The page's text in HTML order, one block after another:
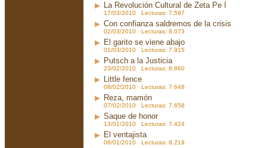
La Revolución Cultural de Zeta Pe I
17/03/2010 Lecturas: 7.597
Con confianza saldremos de la crisis
02/03/2010 Lecturas: 8.073
El garito se viene abajo
01/03/2010 Lecturas: 7.915
Putsch a la Justicia
23/02/2010 Lecturas: 8.860
Little fence
08/02/2010 Lecturas: 7.648
Reza, mamón
07/02/2010 Lecturas: 7.658
Saque de honor
13/01/2010 Lecturas: 7.424
El ventajista
08/01/2010 Lecturas: 8.219